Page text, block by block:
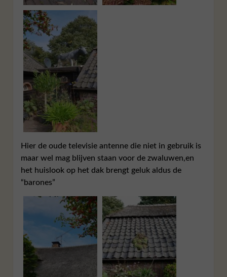
Hier de oude televisie antenne die niet in gebruik is
maar wel mag blijven staan voor de zwaluwen,en
het huislook op het dak brengt geluk aldus de
“barones”